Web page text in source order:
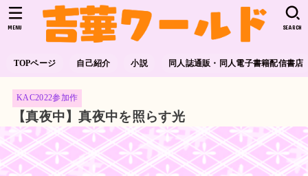
TOPページ 自己紹介 小説 同人誌通販・同人電子書籍配信書店
SEARCH
MENU
KAC2022参加作
【真夜中】真夜中を照らす光